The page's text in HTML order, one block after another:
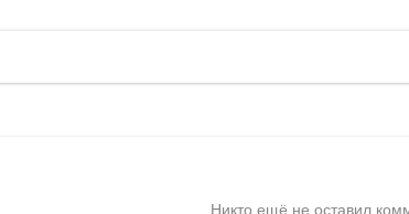
Никто ещё не оставил